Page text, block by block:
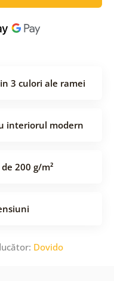
3 culori ale ramei
interiorul modern
200 g/m²
Dovido